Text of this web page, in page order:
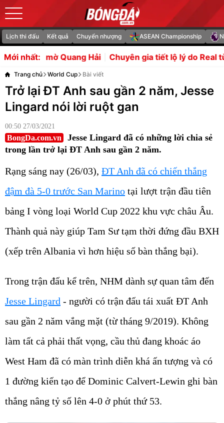
Lịch thi đấu Kết quả Chuyển nhượng ASEAN Championship
Mới nhất:
Hải Chuyên gia tiết lộ lý do Real từ bỏ Rodri
Trang chủ World Cup Bài viết
Trở lại ĐT Anh sau gần 2 năm, Jesse
Lingard nói lời ruột gan
00:50 27/03/2021
BongDa.com.vn
Jesse Lingard đã có những lời chia sẻ
trong lần trở lại ĐT Anh sau gần 2 năm.
Rạng sáng nay (26/03), ĐT Anh đã có chiến thắng
đậm đà 5-0 trước San Marino tại lượt trận đầu tiên
bảng I vòng loại World Cup 2022 khu vực châu Âu.
Thành quả này giúp Tam Sư tạm thời đứng đầu BXH
(xếp trên Albania vì hơn hiệu số bàn thắng bại).
Trong trận đấu kể trên, NHM dành sự quan tâm đến
Jesse Lingard - người có trận đấu tái xuất ĐT Anh
sau gần 2 năm vắng mặt (từ tháng 9/2019). Không
làm tất cả phải thất vọng, cầu thủ đang khoác áo
West Ham đã có màn trình diễn khá ấn tượng và có
1 đường kiến tạo để Dominic Calvert-Lewin ghi bàn
thắng nâng tỷ số lên 4-0 ở phút thứ 53.